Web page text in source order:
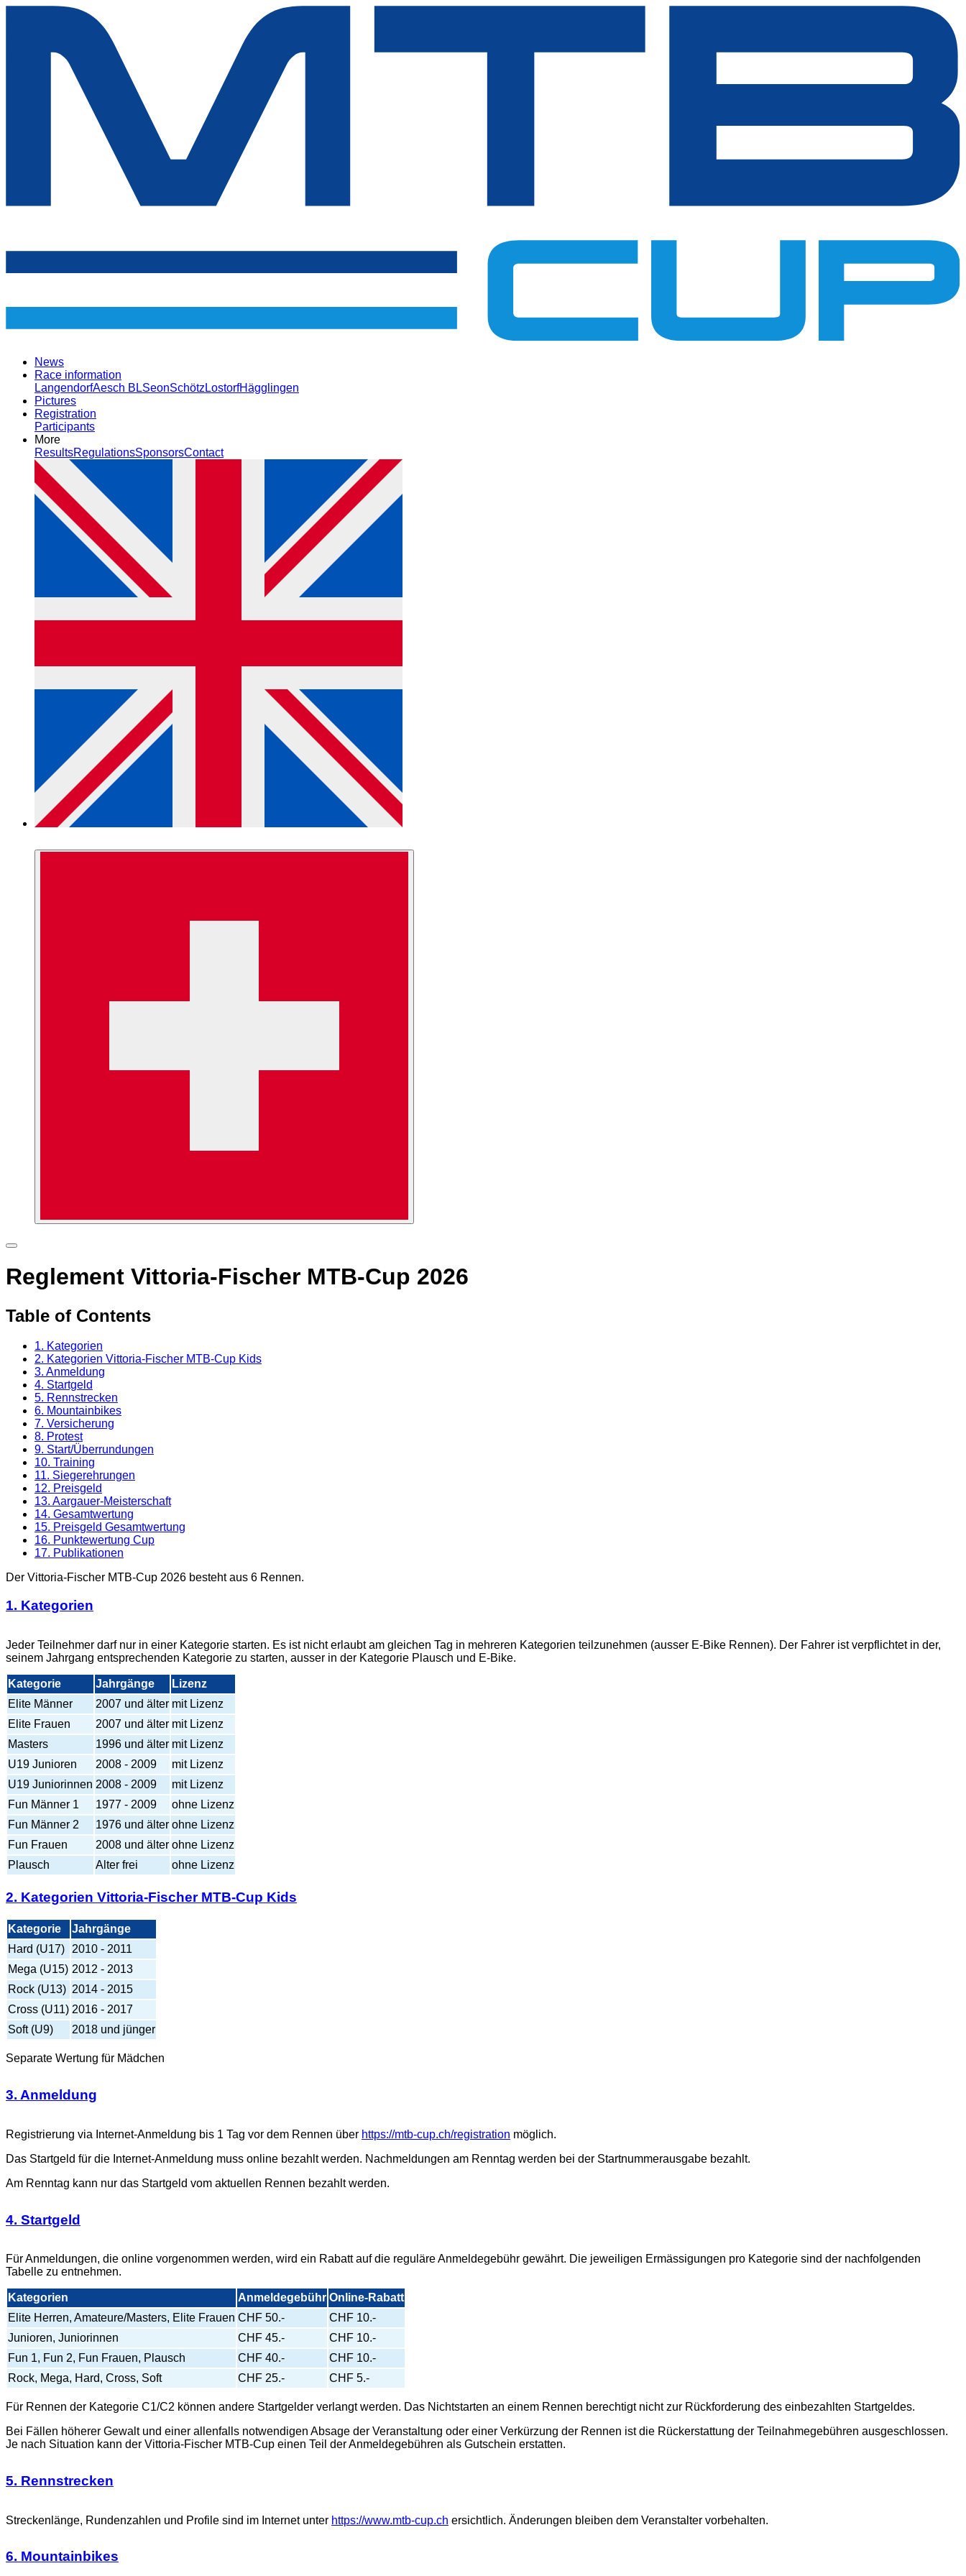
News
Race information
LangendorfAesch BLSeonSchötz LostorfHägglingen
Pictures
Registration
Participants
More
ResultsRegulationsSponsorsContact
Reglement Vittoria-Fischer MTB-Cup 2026
Table of Contents
1. Kategorien
2. Kategorien Vittoria-Fischer MTB-Cup Kids
3. Anmeldung
4. Startgeld
5. Rennstrecken
6. Mountainbikes
7. Versicherung
8. Protest
9. Start/Überrundungen
10. Training
11. Siegerehrungen
12. Preisgeld
13. Aargauer-Meisterschaft
14. Gesamtwertung
15. Preisgeld Gesamtwertung
16. Punktewertung Cup
17. Publikationen
Der Vittoria-Fischer MTB-Cup 2026 besteht aus 6 Rennen.
1. Kategorien
Jeder Teilnehmer darf nur in einer Kategorie starten. Es ist nicht erlaubt am gleichen Tag in mehreren Kategorien teilzunehmen (ausser E-Bike Rennen). Der Fahrer ist verpflichtet in der,
seinem Jahrgang entsprechenden Kategorie zu starten, ausser in der Kategorie Plausch und E-Bike.
Kategorie Jahrgänge
Lizenz
Elite Männer
2007 und älter mit Lizenz
Elite Frauen
2007 und älter mit Lizenz
Masters
1996 und älter mit Lizenz
U19 Junioren
2008 - 2009
mit Lizenz
U19 Juniorinnen 2008 - 2009
mit Lizenz
Fun Männer 1
1977 - 2009
ohne Lizenz
Fun Männer 2
1976 und älter ohne Lizenz
Fun Frauen
2008 und älter ohne Lizenz
Plausch
Alter frei ohne Lizenz
2. Kategorien Vittoria-Fischer MTB-Cup Kids
Kategorie
Jahrgänge
Hard (U17)
2010 - 2011
Mega (U15) 2012 - 2013
Rock (U13) 2014 - 2015
Cross (U11) 2016 - 2017
Soft (U9)
2018 und jünger
Separate Wertung für Mädchen
3. Anmeldung
Registrierung via Internet-Anmeldung bis 1 Tag vor dem Rennen über https://mtb-cup.ch/registration möglich.
Das Startgeld für die Internet-Anmeldung muss online bezahlt werden. Nachmeldungen am Renntag werden bei der Startnummerausgabe bezahlt.
Am Renntag kann nur das Startgeld vom aktuellen Rennen bezahlt werden.
4. Startgeld
Für Anmeldungen, die online vorgenommen werden, wird ein Rabatt auf die reguläre Anmeldegebühr gewährt. Die jeweiligen Ermässigungen pro Kategorie sind der nachfolgenden
Tabelle zu entnehmen.
Kategorien Anmeldegebühr Online-Rabatt
Elite Herren, Amateure/Masters, Elite Frauen CHF 50.-
CHF 10.-
Junioren, Juniorinnen
CHF 45.-
CHF 10.-
Fun 1, Fun 2, Fun Frauen, Plausch
CHF 40.-
CHF 10.-
Rock, Mega, Hard, Cross, Soft
CHF 25.- CHF 5.-
Für Rennen der Kategorie C1/C2 können andere Startgelder verlangt werden. Das Nichtstarten an einem Rennen berechtigt nicht zur Rückforderung des einbezahlten Startgeldes.
Bei Fällen höherer Gewalt und einer allenfalls notwendigen Absage der Veranstaltung oder einer Verkürzung der Rennen ist die Rückerstattung der Teilnahmegebühren ausgeschlossen.
Je nach Situation kann der Vittoria-Fischer MTB-Cup einen Teil der Anmeldegebühren als Gutschein erstatten.
5. Rennstrecken
Streckenlänge, Rundenzahlen und Profile sind im Internet unter https://www.mtb-cup.ch ersichtlich. Änderungen bleiben dem Veranstalter vorbehalten.
6. Mountainbikes